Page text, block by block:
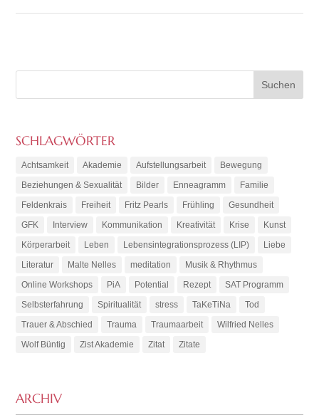
SCHLAGWÖRTER
Achtsamkeit Akademie Aufstellungsarbeit
Bewegung
Beziehungen & Sexualität
Bilder Enneagramm
Familie
Feldenkrais
Freiheit Fritz Pearls Frühling
Gesundheit
GFK
Interview Kommunikation Kreativität Krise
Kunst
Körperarbeit
Leben Lebensintegrationsprozess (LIP)
Liebe
Literatur
Malte Nelles meditation
Musik & Rhythmus
Online Workshops
PiA Potential Rezept
SAT Programm
Selbsterfahrung
Spiritualität stress TaKeTiNa
Tod
Trauer & Abschied
Trauma Traumaarbeit
Wilfried Nelles
Wolf Büntig
Zist Akademie Zitat Zitate
ARCHIV